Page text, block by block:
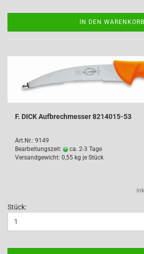
IN DEN WARENKORB
F. DICK Aufbrechmesser 8214015-53
Art.Nr.: 9149
Bearbeitungszeit:
ca. 2-3 Tage
Versandgewicht: 0,55 kg je Stück
Stück: